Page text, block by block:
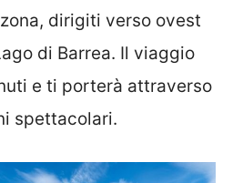
dirigiti verso ovest
di Barrea. Il viaggio
e ti porterà attraverso
spettacolari.